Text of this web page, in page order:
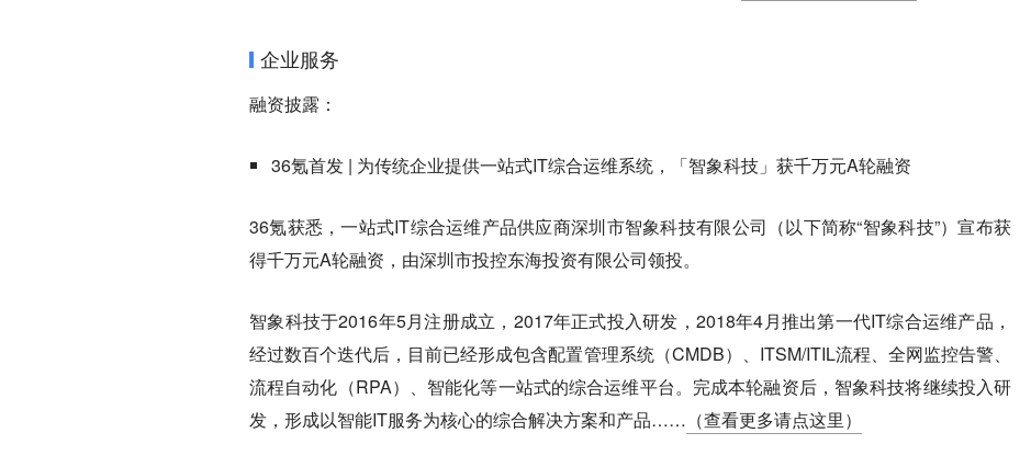
企业服务
融资披露：
36氪首发 | 为传统企业提供一站式IT综合运维系统，「智象科技」获千万元A轮融资
36氪获悉，一站式IT综合运维产品供应商深圳市智象科技有限公司（以下简称“智象科技”）宣布获
得千万元A轮融资，由深圳市投控东海投资有限公司领投。
智象科技于2016年5月注册成立，2017年正式投入研发，2018年4月推出第一代IT综合运维产品，
经过数百个迭代后，目前已经形成包含配置管理系统（CMDB）、ITSM/ITIL流程、全网监控告警、
流程自动化（RPA）、智能化等一站式的综合运维平台。完成本轮融资后，智象科技将继续投入研
发，形成以智能IT服务为核心的综合解决方案和产品…… （查看更多请点这里）